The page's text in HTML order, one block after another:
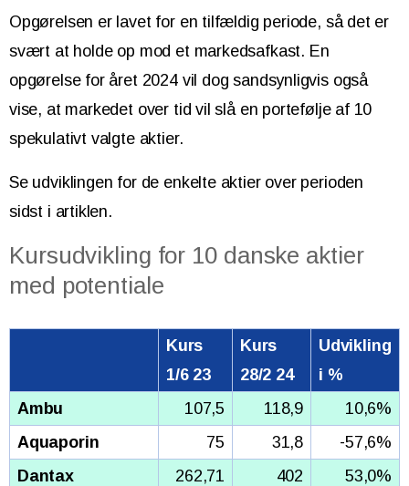
Opgørelsen er lavet for en tilfældig periode, så det er
svært at holde op mod et markedsafkast. En
opgørelse for året 2024 vil dog sandsynligvis også
vise, at markedet over tid vil slå en portefølje af 10
spekulativt valgte aktier.
Se udviklingen for de enkelte aktier over perioden
sidst i artiklen.
Kursudvikling for 10 danske aktier
med potentiale
Kurs
1/6 23
Kurs
28/2 24
Udvikling
i %
Ambu
107,5 118,9
10,6%
Aquaporin
75 31,8
-57,6%
Dantax
262,71 402
53,0%